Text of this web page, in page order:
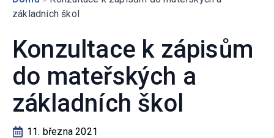
základních škol
Konzultace k zápisům
do mateřských a
základních škol
11. března 2021